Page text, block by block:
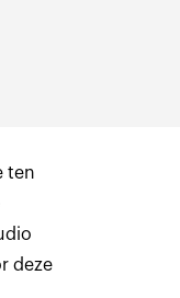
ten
deze